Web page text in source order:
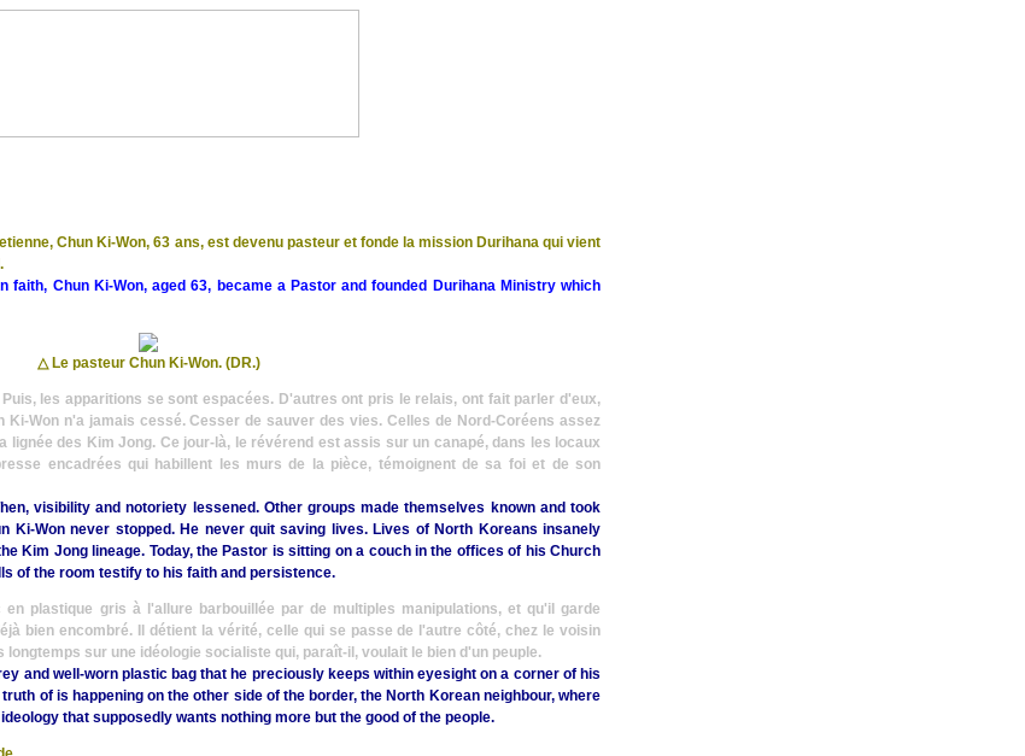
Chun Ki-Won, 63 ans, est devenu pasteur et fonde la mission Durihana qui vient
faith, Chun Ki-Won, aged 63, became a Pastor and founded Durihana Ministry which
△ Le pasteur Chun Ki-Won. (DR.)
Puis, les apparitions se sont espacées. D'autres ont pris le relais, ont fait parler d'eux,
Ki-Won n'a jamais cessé. Cesser de sauver des vies. Celles de Nord-Coréens assez
des Kim Jong. Ce jour-là, le révérend est assis sur un canapé, dans les locaux
encadrées qui habillent les murs de la pièce, témoignent de sa foi et de son
visibility and notoriety lessened. Other groups made themselves known and took
Ki-Won never stopped. He never quit saving lives. Lives of North Koreans insanely
Kim Jong lineage. Today, the Pastor is sitting on a couch in the offices of his Church
of the room testify to his faith and persistence.
plastique gris à l'allure barbouillée par de multiples manipulations, et qu'il garde
bien encombré. Il détient la vérité, celle qui se passe de l'autre côté, chez le voisin
longtemps sur une idéologie socialiste qui, paraît-il, voulait le bien d'un peuple.
and well-worn plastic bag that he preciously keeps within eyesight on a corner of his
of is happening on the other side of the border, the North Korean neighbour, where
that supposedly wants nothing more but the good of the people.